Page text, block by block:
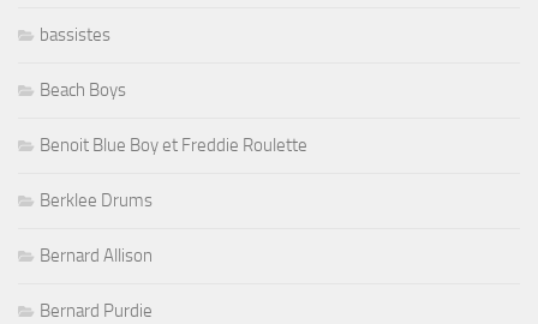
bassistes
Beach Boys
Benoit Blue Boy et Freddie Roulette
Berklee Drums
Bernard Allison
Bernard Purdie